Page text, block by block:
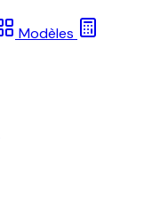
Modèles